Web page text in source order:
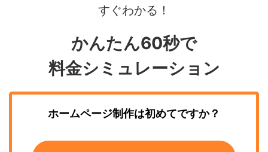
すぐわかる！
かんたん60秒で
料金シミュレーション
ホームページ制作は初めてですか？